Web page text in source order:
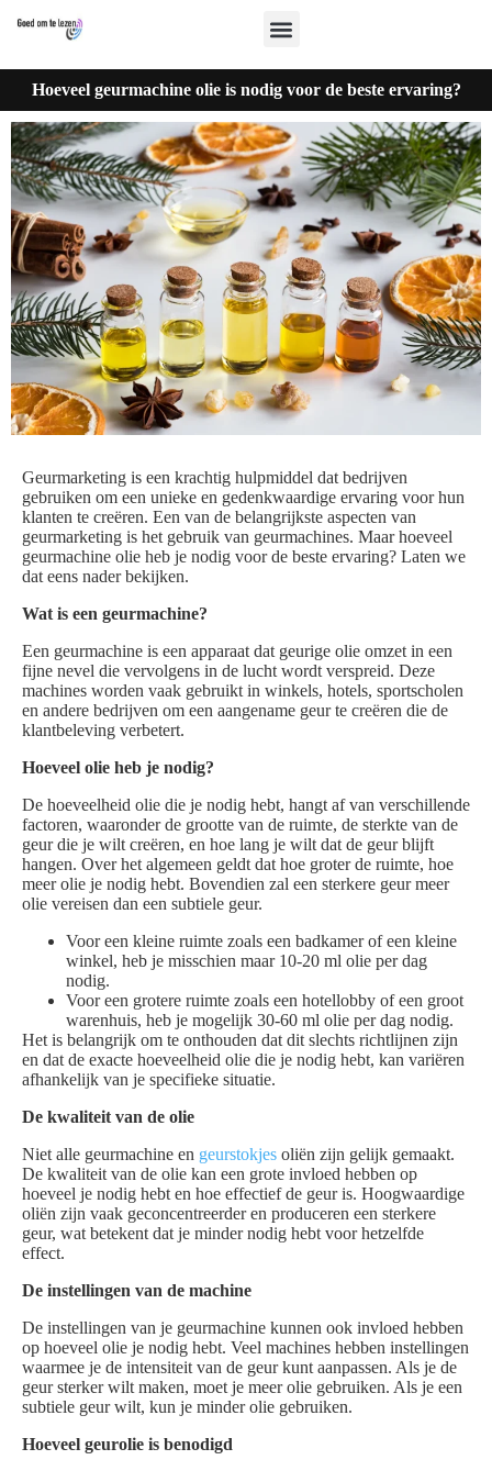
Hoeveel geurmachine olie is nodig voor de beste ervaring?
Geurmarketing is een krachtig hulpmiddel dat bedrijven
gebruiken om een unieke en gedenkwaardige ervaring voor hun
klanten te creëren. Een van de belangrijkste aspecten van
geurmarketing is het gebruik van geurmachines. Maar hoeveel
geurmachine olie heb je nodig voor de beste ervaring? Laten we
dat eens nader bekijken.
Wat is een geurmachine?
Een geurmachine is een apparaat dat geurige olie omzet in een
fijne nevel die vervolgens in de lucht wordt verspreid. Deze
machines worden vaak gebruikt in winkels, hotels, sportscholen
en andere bedrijven om een aangename geur te creëren die de
klantbeleving verbetert.
Hoeveel olie heb je nodig?
De hoeveelheid olie die je nodig hebt, hangt af van verschillende
factoren, waaronder de grootte van de ruimte, de sterkte van de
geur die je wilt creëren, en hoe lang je wilt dat de geur blijft
hangen. Over het algemeen geldt dat hoe groter de ruimte, hoe
meer olie je nodig hebt. Bovendien zal een sterkere geur meer
olie vereisen dan een subtiele geur.
Voor een kleine ruimte zoals een badkamer of een kleine
winkel, heb je misschien maar 10-20 ml olie per dag
nodig.
Voor een grotere ruimte zoals een hotellobby of een groot
warenhuis, heb je mogelijk 30-60 ml olie per dag nodig.
Het is belangrijk om te onthouden dat dit slechts richtlijnen zijn
en dat de exacte hoeveelheid olie die je nodig hebt, kan variëren
afhankelijk van je specifieke situatie.
De kwaliteit van de olie
Niet alle geurmachine en geurstokjes oliën zijn gelijk gemaakt.
De kwaliteit van de olie kan een grote invloed hebben op
hoeveel je nodig hebt en hoe effectief de geur is. Hoogwaardige
oliën zijn vaak geconcentreerder en produceren een sterkere
geur, wat betekent dat je minder nodig hebt voor hetzelfde
effect.
De instellingen van de machine
De instellingen van je geurmachine kunnen ook invloed hebben
op hoeveel olie je nodig hebt. Veel machines hebben instellingen
waarmee je de intensiteit van de geur kunt aanpassen. Als je de
geur sterker wilt maken, moet je meer olie gebruiken. Als je een
subtiele geur wilt, kun je minder olie gebruiken.
Hoeveel geurolie is benodigd